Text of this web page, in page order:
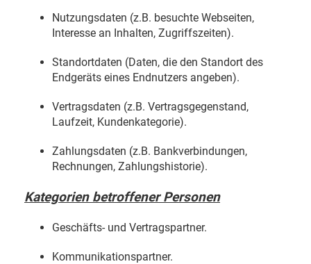
Nutzungsdaten (z.B. besuchte Webseiten,
Interesse an Inhalten, Zugriffszeiten).
Standortdaten (Daten, die den Standort des
Endgeräts eines Endnutzers angeben).
Vertragsdaten (z.B. Vertragsgegenstand,
Laufzeit, Kundenkategorie).
Zahlungsdaten (z.B. Bankverbindungen,
Rechnungen, Zahlungshistorie).
Kategorien betroffener Personen
Geschäfts- und Vertragspartner.
Kommunikationspartner.